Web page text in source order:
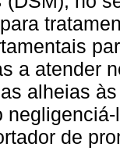
a atender
alheias
de